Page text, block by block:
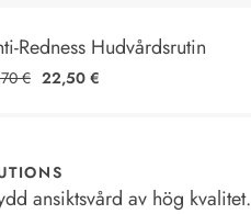
Redness Hudvårdsrutin
€ 22,50 €
ansiktsvård av hög kvalitet.